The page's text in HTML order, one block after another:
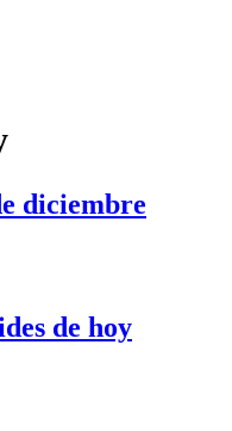
diciembre
de hoy